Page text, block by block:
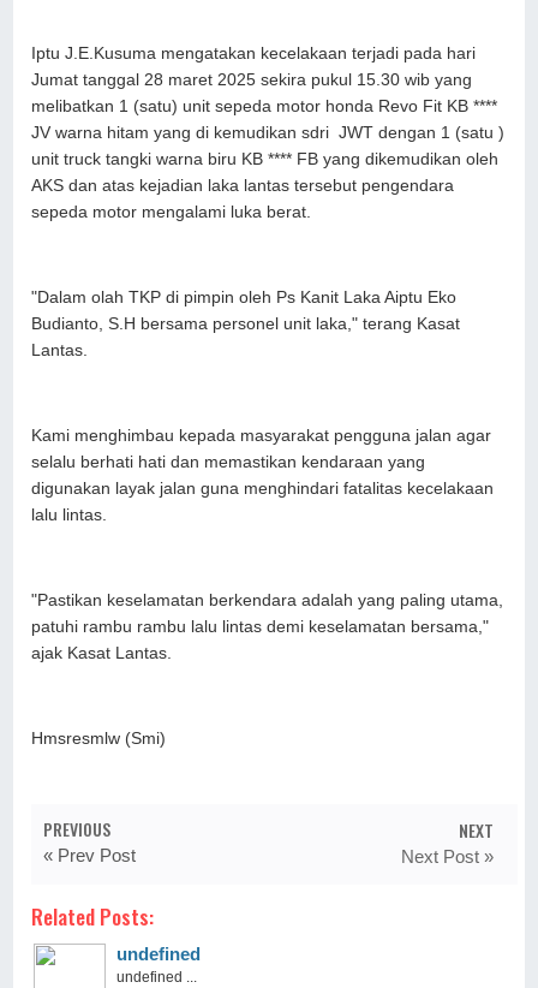
Iptu J.E.Kusuma mengatakan kecelakaan terjadi pada hari
Jumat tanggal 28 maret 2025 sekira pukul 15.30 wib yang
melibatkan 1 (satu) unit sepeda motor honda Revo Fit KB ****
JV warna hitam yang di kemudikan sdri JWT dengan 1 (satu )
unit truck tangki warna biru KB **** FB yang dikemudikan oleh
AKS dan atas kejadian laka lantas tersebut pengendara
sepeda motor mengalami luka berat.
"Dalam olah TKP di pimpin oleh Ps Kanit Laka Aiptu Eko
Budianto, S.H bersama personel unit laka," terang Kasat
Lantas.
Kami menghimbau kepada masyarakat pengguna jalan agar
selalu berhati hati dan memastikan kendaraan yang
digunakan layak jalan guna menghindari fatalitas kecelakaan
lalu lintas.
"Pastikan keselamatan berkendara adalah yang paling utama,
patuhi rambu rambu lalu lintas demi keselamatan bersama,"
ajak Kasat Lantas.
Hmsresmlw (Smi)
PREVIOUS
« Prev Post
NEXT
Next Post »
Related Posts:
undefined
undefined ...